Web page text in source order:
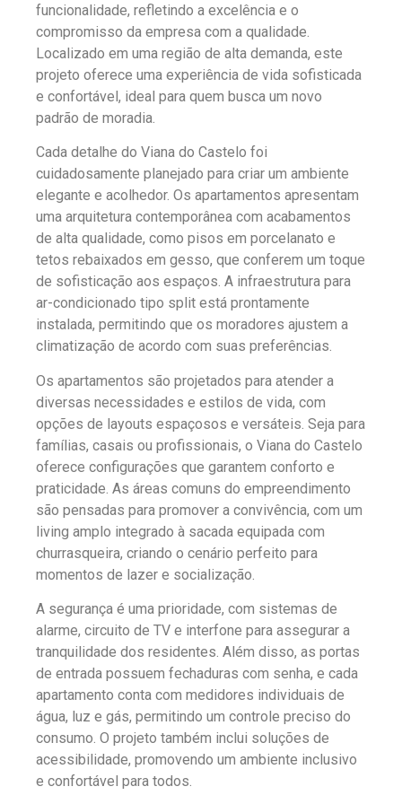
funcionalidade, refletindo a excelência e o
compromisso da empresa com a qualidade.
Localizado em uma região de alta demanda, este
projeto oferece uma experiência de vida sofisticada
e confortável, ideal para quem busca um novo
padrão de moradia.
Cada detalhe do Viana do Castelo foi
cuidadosamente planejado para criar um ambiente
elegante e acolhedor. Os apartamentos apresentam
uma arquitetura contemporânea com acabamentos
de alta qualidade, como pisos em porcelanato e
tetos rebaixados em gesso, que conferem um toque
de sofisticação aos espaços. A infraestrutura para
ar-condicionado tipo split está prontamente
instalada, permitindo que os moradores ajustem a
climatização de acordo com suas preferências.
Os apartamentos são projetados para atender a
diversas necessidades e estilos de vida, com
opções de layouts espaçosos e versáteis. Seja para
famílias, casais ou profissionais, o Viana do Castelo
oferece configurações que garantem conforto e
praticidade. As áreas comuns do empreendimento
são pensadas para promover a convivência, com um
living amplo integrado à sacada equipada com
churrasqueira, criando o cenário perfeito para
momentos de lazer e socialização.
A segurança é uma prioridade, com sistemas de
alarme, circuito de TV e interfone para assegurar a
tranquilidade dos residentes. Além disso, as portas
de entrada possuem fechaduras com senha, e cada
apartamento conta com medidores individuais de
água, luz e gás, permitindo um controle preciso do
consumo. O projeto também inclui soluções de
acessibilidade, promovendo um ambiente inclusivo
e confortável para todos.